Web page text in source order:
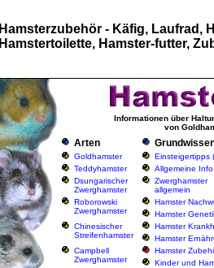
Hamsterzubehör - Käfig, Laufrad,
Hamstertoilette, Hamster-futter,
Informationen über
von
Arten
Goldhamster
Einsteigertipps
Teddyhamster
Allgemeine Info
Dsungarischer
Zwerghamster
Zwerghamster
allgemein
Roborowski
Zwerghamster
Hamster
Hamster
Chinesischer
Streifenhamster
Hamster
Hamster
Campbell
Zwerghamster
Hamster
Kinder und